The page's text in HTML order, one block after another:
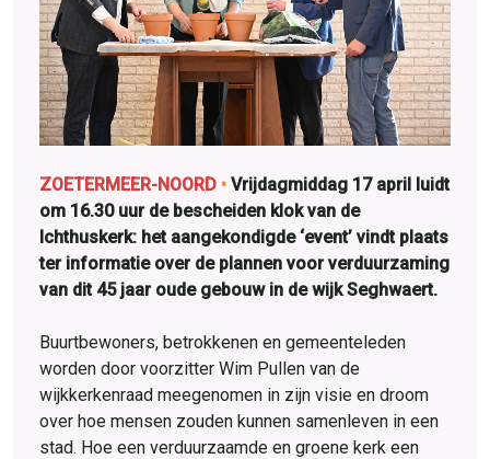
ZOETERMEER-NOORD • Vrijdagmiddag 17 april luidt
om 16.30 uur de bescheiden klok van de
Ichthuskerk: het aangekondigde ‘event’ vindt plaats
ter informatie over de plannen voor verduurzaming
van dit 45 jaar oude gebouw in de wijk Seghwaert.
Buurtbewoners, betrokkenen en gemeenteleden
worden door voorzitter Wim Pullen van de
wijkkerkenraad meegenomen in zijn visie en droom
over hoe mensen zouden kunnen samenleven in een
stad. Hoe een verduurzaamde en groene kerk een